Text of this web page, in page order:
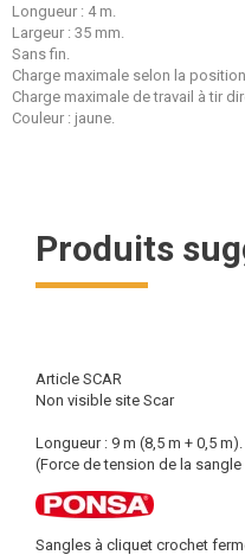
Longueur : 4 m.
Largeur : 35 mm.
Sans fin.
Charge maximale selon la
Charge maximale de travail à tir
Couleur : jaune.
Produits
Article SCAR
Non visible site Scar
Longueur : 9 m (8,5 m + 0,5
(Force de tension de la sangle
Sangles à cliquet crochet